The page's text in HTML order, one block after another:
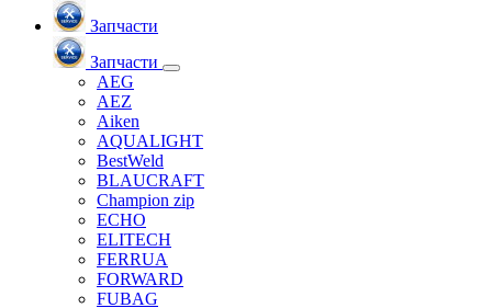
Запчасти
Запчасти
AEG
AEZ
Aiken
AQUALIGHT
BestWeld
BLAUCRAFT
Champion zip
ECHO
ELITECH
FERRUA
FORWARD
FUBAG